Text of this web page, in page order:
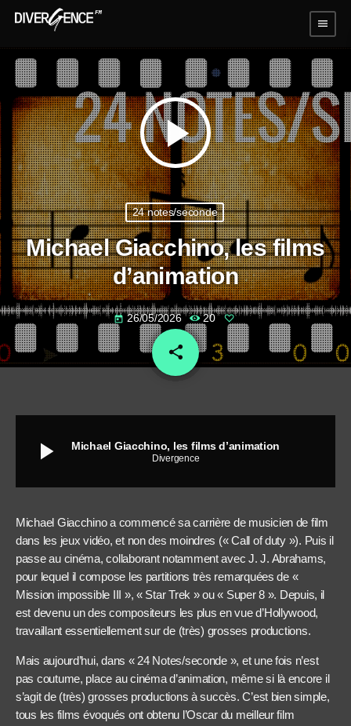
menu
play_arrow
24 notes/seconde
Michael Giacchino, les films
d’animation
today 26/05/2026 20
share
email
play_arrow Michael Giacchino, les films d’animation
Divergence
Michael Giacchino a commencé sa carrière de musicien de film
dans les jeux vidéo, et non des moindres (« Call of duty »). Puis il
passe au cinéma, collaborant notamment avec J. J. Abrahams,
pour lequel il compose les partitions très remarquées de «
Mission impossible III », « Star Trek » ou « Super 8 ». Depuis, il
est devenu un des compositeurs les plus en vue d’Hollywood,
travaillant essentiellement sur de (très) grosses productions.
Mais aujourd’hui, dans « 24 Notes/seconde », et une fois n’est
pas coutume, place au cinéma d’animation, même si là encore il
s’agit de (très) grosses productions à succès. C’est bien simple,
tous les films évoqués ont obtenu l’Oscar du meilleur film